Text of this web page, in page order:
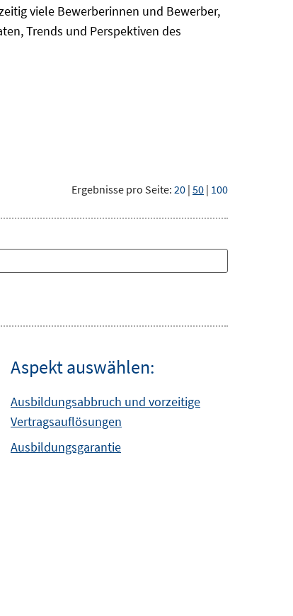
viele Bewerberinnen und Bewerber,
Trends und Perspektiven des
Ergebnisse pro Seite: 20 | 50 | 100
Aspekt auswählen:
Ausbildungsabbruch und vorzeitige
Vertragsauflösungen
Ausbildungsgarantie